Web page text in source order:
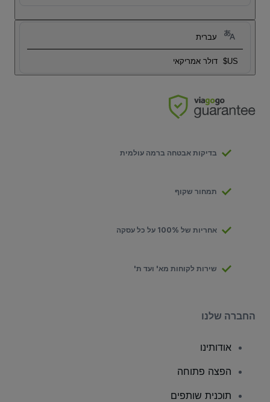
עברית
US$ דולר אמריקאי
בדיקות אבטחה ברמה עולמית
תמחור שקוף
אחריות של 100% על כל עסקה
שירות לקוחות מא' ועד ת'
החברה שלנו
אודותינו
הפצה פתוחה
תוכנית שותפים